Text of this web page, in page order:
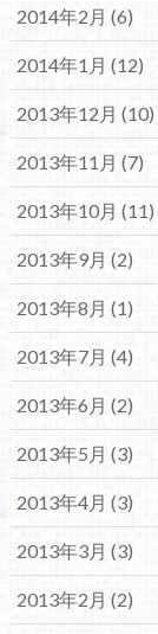
2014年2月 (6)
2014年1月 (12)
2013年12月 (10)
2013年11月 (7)
2013年10月 (11)
2013年9月 (2)
2013年8月 (1)
2013年7月 (4)
2013年6月 (2)
2013年5月 (3)
2013年4月 (3)
2013年3月 (3)
2013年2月 (2)